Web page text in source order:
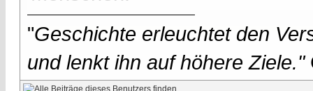
"Geschichte erleuchtet den
und lenkt ihn auf höhere Ziele."